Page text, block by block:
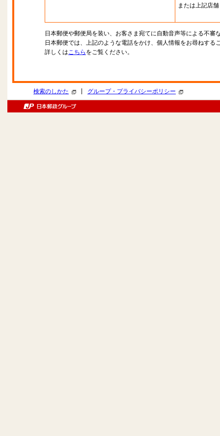
または上記店舗
日本郵便や郵便局を装い、お客さま宛てに自動音声等による不審
日本郵便では、上記のような電話をかけ、個人情報をお尋ねする
詳しくはこちら をご覧ください。
検索のしかた グループ・プライバシーポリシー